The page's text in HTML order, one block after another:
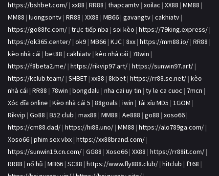
https://bshbet.com/ | xx88 | RR88 | thapcamtv | xoilac | XX88 | MM88 |
MM88 | luongsontv | RR88 | XX88 | MB66 | gavangtv | cakhiatv |
https://go88fc.com/ | trực tiếp nba | soi kèo | https://79king.express/ |
https://ok365.center/ | ok9 | MB66 | KJC | 8xx | https://mm88.io/ | RR88 |
kèo nhà cái | bet88 | cakhiatv | kèo nhà cái | 78win |
https://f8beta2.me/ | https://rikvip97.art/ | https://sunwin97.art/ |
https://kclub.team/ | SHBET | xx88 | 8kbet | https://rr88.se.net/ | kèo
nhà cái | RR88 | 78win | bongdalu | nha cai uy tin | ty le ca cuoc | 7mcn |
Xóc đĩa online | Kèo nhà cái 5 | 88goals | iwin | Tài xỉu MD5 | 1GOM |
Rikvip | Go88 | B52 club | max88 | MM88 | Ae888 | go88 | xoso66 |
https://cm88.dad/ | https://hi88.uno/ | MM88 | https://alo789ga.com/ |
Xoso66 | phim sex vlxx | https://xx88brand.com/ |
https://sunwin19.cn.com/ | GG88 | Xoso66 | XX88 | https://rr88it.com/ |
RR88 | nổ hũ | MB66 | SC88 | https://www.fly888.club/ | hitclub | f168 |